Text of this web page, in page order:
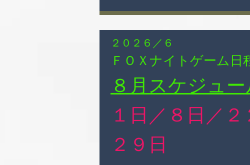
２０２６／６
ＦＯＸナイトゲーム日
８月スケジュ
１日／８日​／２
​２９日